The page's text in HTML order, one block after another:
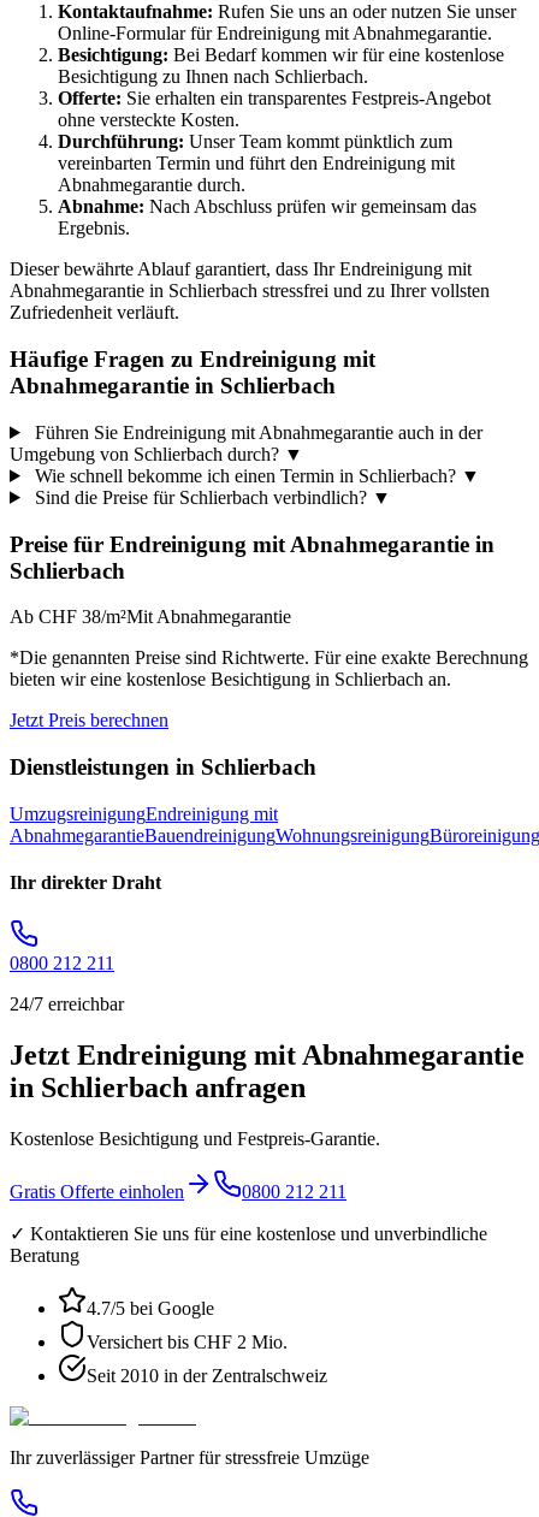
Kontaktaufnahme: Rufen Sie uns an oder nutzen Sie unser
Online-Formular für Endreinigung mit Abnahmegarantie.
Besichtigung: Bei Bedarf kommen wir für eine kostenlose
Besichtigung zu Ihnen nach Schlierbach.
Offerte: Sie erhalten ein transparentes Festpreis-Angebot
ohne versteckte Kosten.
Durchführung: Unser Team kommt pünktlich zum
vereinbarten Termin und führt den Endreinigung mit
Abnahmegarantie durch.
Abnahme: Nach Abschluss prüfen wir gemeinsam das
Ergebnis.
Dieser bewährte Ablauf garantiert, dass Ihr Endreinigung mit
Abnahmegarantie in Schlierbach stressfrei und zu Ihrer vollsten
Zufriedenheit verläuft.
Häufige Fragen zu Endreinigung mit
Abnahmegarantie in Schlierbach
Führen Sie Endreinigung mit Abnahmegarantie auch in der
Umgebung von Schlierbach durch? ▼
Wie schnell bekomme ich einen Termin in Schlierbach? ▼
Sind die Preise für Schlierbach verbindlich? ▼
Preise für Endreinigung mit Abnahmegarantie in
Schlierbach
Ab CHF 38/m²Mit Abnahmegarantie
*Die genannten Preise sind Richtwerte. Für eine exakte Berechnung
bieten wir eine kostenlose Besichtigung in Schlierbach an.
Jetzt Preis berechnen
Dienstleistungen in Schlierbach
UmzugsreinigungEndreinigung mit
AbnahmegarantieBauendreinigungWohnungsreinigungBüroreinigung
Ihr direkter Draht
0800 212 211
24/7 erreichbar
Jetzt Endreinigung mit Abnahmegarantie
in Schlierbach anfragen
Kostenlose Besichtigung und Festpreis-Garantie.
Gratis Offerte einholen 0800 212 211
✓ Kontaktieren Sie uns für eine kostenlose und unverbindliche
Beratung
4.7/5 bei Google
Versichert bis CHF 2 Mio.
Seit 2010 in der Zentralschweiz
Ihr zuverlässiger Partner für stressfreie Umzüge